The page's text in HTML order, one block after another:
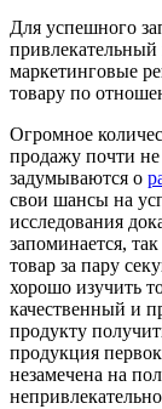
Для успешного
маркетинговые
товару по
Огромное
продажу почти
задумываются о
свои шансы на
исследования
запоминается,
товар за пару
хорошо изучить
качественный и
продукту
продукция
незамечена на